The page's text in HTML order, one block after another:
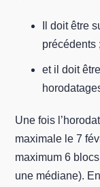
Il doit être
précédents ;
et il doit
Une fois
maximale le 7
maximum 6
une médiane).